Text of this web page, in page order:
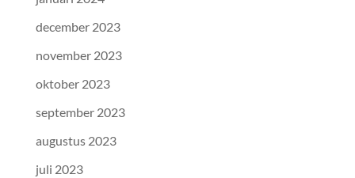
december 2023
november 2023
oktober 2023
september 2023
augustus 2023
juli 2023